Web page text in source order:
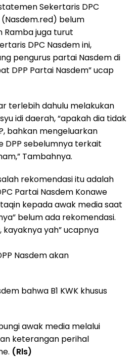
Sekertaris DPC
belum
Ramba juga turut
DPC Nasdem ini,
pengurus partai Nasdem di
DPP Partai Nasdem” ucap
terlebih dahulu melakukan
idi daerah, “apakah dia tidak
bahkan mengeluarkan
DPP sebelumnya terkait
Tambahnya.
rekomendasi itu adalah
Partai Nasdem Konawe
kepada awak media saat
belum ada rekomendasi.
yah” ucapnya
Nasdem akan
bahwa B1 KWK khusus
awak media melalui
keterangan perihal
(Rls)